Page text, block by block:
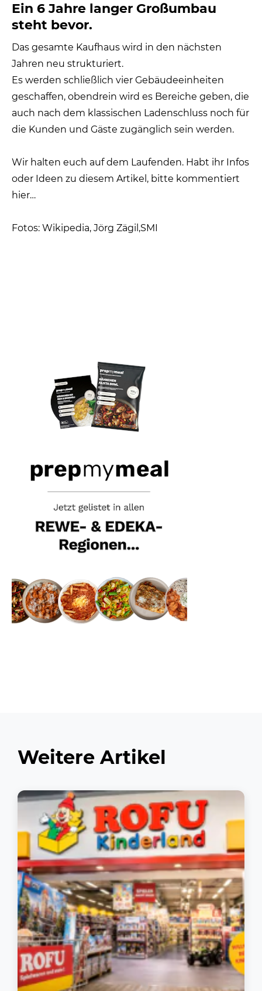
Ein 6 Jahre langer Großumbau
steht bevor.
Das gesamte Kaufhaus wird in den nächsten
Jahren neu strukturiert.
Es werden schließlich vier Gebäudeeinheiten
geschaffen, obendrein wird es Bereiche geben, die
auch nach dem klassischen Ladenschluss noch für
die Kunden und Gäste zugänglich sein werden.
Wir halten euch auf dem Laufenden. Habt ihr Infos
oder Ideen zu diesem Artikel, bitte kommentiert
hier…
Fotos: Wikipedia, Jörg Zägil,SMI
Weitere Artikel